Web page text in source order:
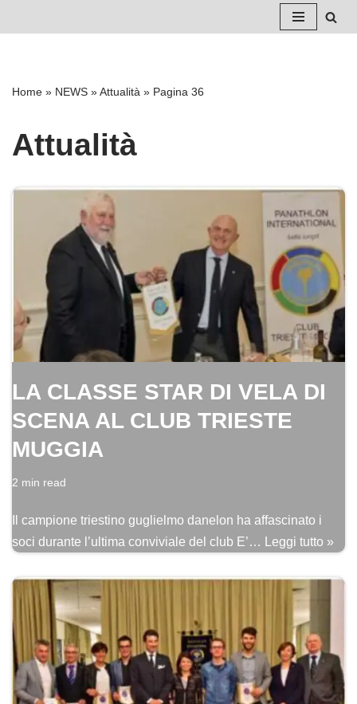
contenuto
Home » NEWS »Attualità » Pagina 36
Attualità
LA CLASSE STAR DI VELA DI
SCENA AL CLUB TRIESTE
MUGGIA
2 min read
Il campione triestino guglielmo danelon ha affascinato i
soci durante l’ultima conviviale del club E’…
Leggi tutto »